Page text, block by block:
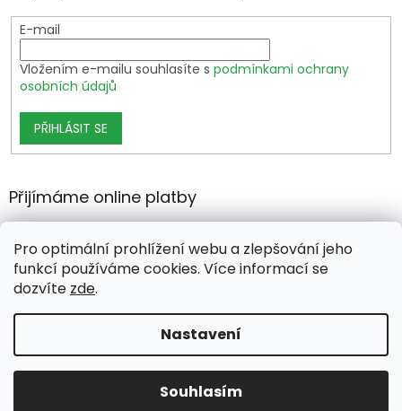
Pro optimální prohlížení webu a zlepšování jeho
funkcí používáme cookies. Více informací se
dozvíte zde.
Nastavení
Souhlasím
E-mail
Vložením e-mailu souhlasíte s podmínkami ochrany
osobních údajů
PŘIHLÁSIT SE
Přijímáme online platby
Vytvořil Shoptet Premium
Copyright 2026growshop.cz. Všechna práva vyhrazena.
Upravit nastavení cookies